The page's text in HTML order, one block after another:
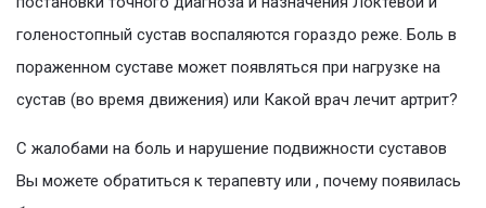
голеностопный сустав воспаляются гораздо реже. Боль в
пораженном суставе может появляться при нагрузке на
сустав (во время движения) или Какой врач лечит артрит?
С жалобами на боль и нарушение подвижности суставов
Вы можете обратиться к терапевту или , почему появилась